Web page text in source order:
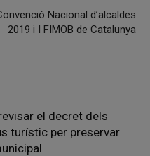
Nacional d’alcaldes
2019 i I FIMOB de Catalunya
el decret dels
turístic per preservar